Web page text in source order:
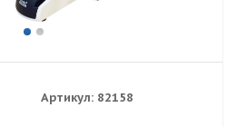
Артикул: 82158